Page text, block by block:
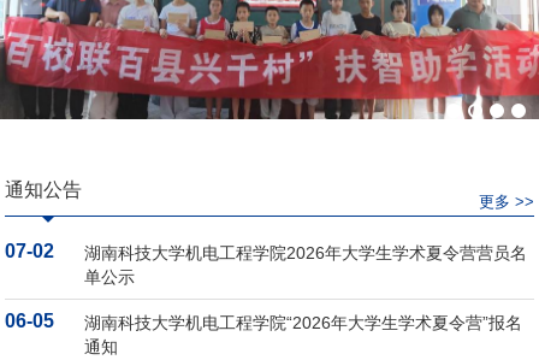
更多 >>
通知公告
07-02
湖南科技大学机电工程学院2026年大学生学术夏令营营员名
单公示
06-05
湖南科技大学机电工程学院“2026年大学生学术夏令营”报名
通知